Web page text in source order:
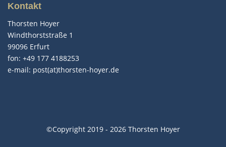
Kontakt
Thorsten Hoyer
Windthorststraße 1
99096 Erfurt
fon: +49 177 4188253
e-mail: post(at)thorsten-hoyer.de
©Copyright 2019 - 2026 Thorsten Hoyer